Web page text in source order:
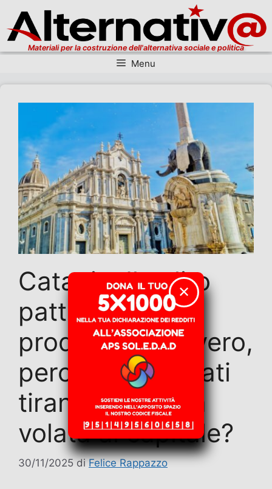
Materiali per la costruzione dell'alternativa sociale e politica
Menu
Catania: Il solito
patto fra
produttori? ovvero,
perché i sindacati
tirano ancora la
volata al capitale?
30/11/2025 diFelice Rappazzo
✕